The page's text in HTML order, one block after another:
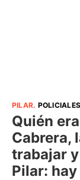
PILAR. POLICIALES
Quién
Cabrera,
trabajar
Pilar: